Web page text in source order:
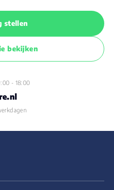
stellen
bekijken
- 18:00